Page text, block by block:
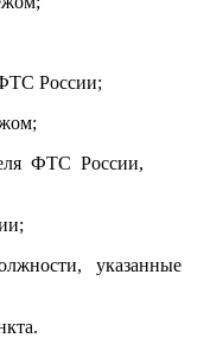
России;
ФТС России,
указанные